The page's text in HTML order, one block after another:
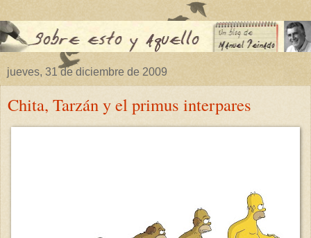
jueves, 31 de diciembre de 2009
Chita, Tarzán y el primus interpares